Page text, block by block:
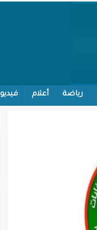
رياضة أعلام فيديو